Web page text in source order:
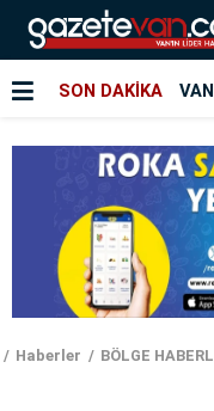
SON DAKİKA VAN
Haberler BÖLGE